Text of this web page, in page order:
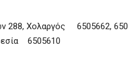
288, Χολαργός 6505662,
6505610